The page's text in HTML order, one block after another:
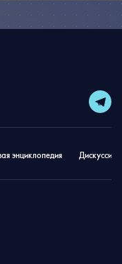
энциклопедия